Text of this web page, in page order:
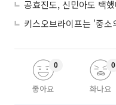
좋아요
0
화나요
0